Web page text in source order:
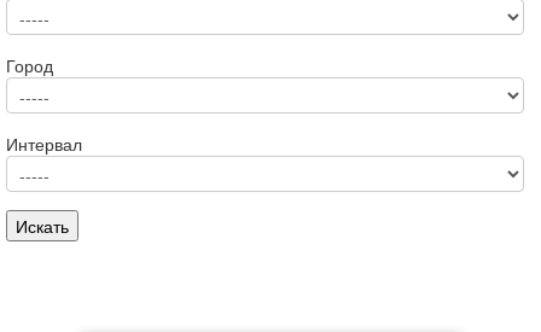
Город
Интервал